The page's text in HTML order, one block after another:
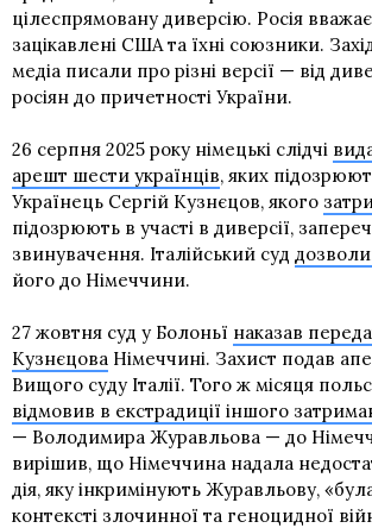
цілеспрямовану диверсію. Росія
зацікавлені США та їхні союзники.
медіа писали про різні версії — від
росіян до причетності України.
26 серпня 2025 року німецькі слідчі
арешт шести українців, яких
Українець Сергій Кузнєцов, якого
підозрюють в участі в диверсії,
звинувачення. Італійський суд
його до Німеччини.
27 жовтня суд у Болоньї наказав
Кузнєцова Німеччині. Захист подав
Вищого суду Італії. Того ж місяця
відмовив в екстрадиції іншого
— Володимира Журавльова — до
вирішив, що Німеччина надала
дія, яку інкримінують Журавльову,
контексті злочинної та геноцидної